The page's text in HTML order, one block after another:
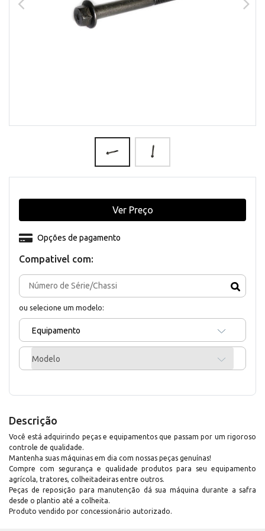
Compativel com:
ou selecione um modelo:
Equipamento
Modelo
Opções de pagamento
Ver Preço
Descrição
Você está adquirindo peças e equipamentos que passam por um rigoroso
controle de qualidade.
Mantenha suas máquinas em dia com nossas peças genuínas!
Compre com segurança e qualidade produtos para seu equipamento
agrícola, tratores, colheitadeiras entre outros.
Peças de reposição para manutenção dá sua máquina durante a safra
desde o plantio até a colheita.
Produto vendido por concessionário autorizado.